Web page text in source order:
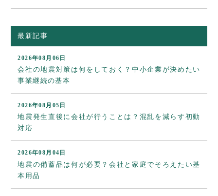
最新記事
2026年08月06日
会社の地震対策は何をしておく？中小企業が決めたい
事業継続の基本
2026年08月05日
地震発生直後に会社が行うことは？混乱を減らす初動
対応
2026年08月04日
地震の備蓄品は何が必要？会社と家庭でそろえたい基
本用品